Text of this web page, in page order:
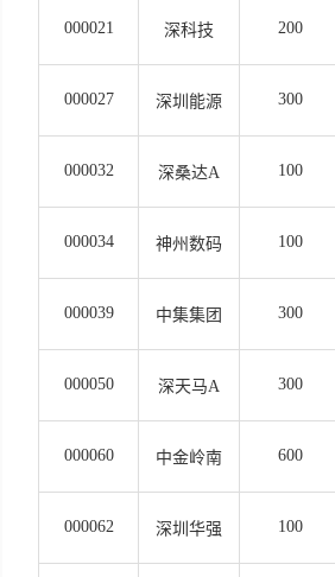
000021 深科技 200
000027 深圳能源 300
000032 深桑达A 100
000034 神州数码 100
000039 中集集团 300
000050 深天马A 300
000060 中金岭南 600
000062 深圳华强 100